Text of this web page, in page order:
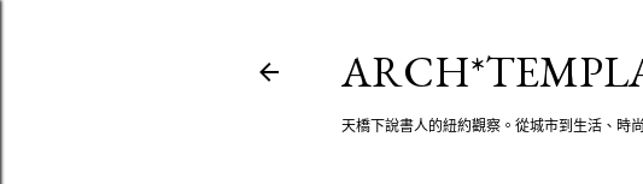
天橋下說書人的紐約觀察。從城市到生活、時